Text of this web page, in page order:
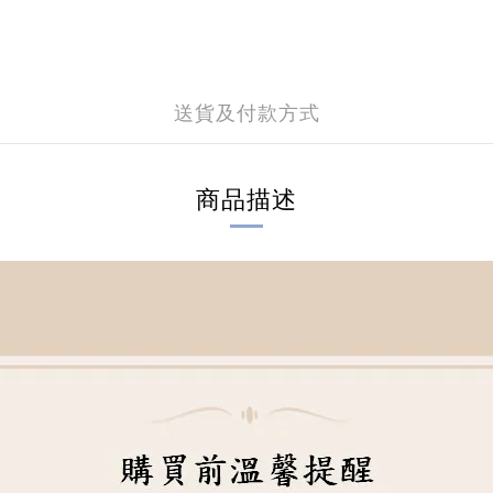
送貨及付款方式
商品描述